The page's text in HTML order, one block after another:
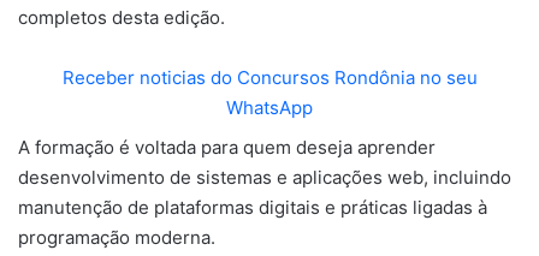
completos desta edição.
Receber noticias do Concursos Rondônia no seu
WhatsApp
A formação é voltada para quem deseja aprender
desenvolvimento de sistemas e aplicações web, incluindo
manutenção de plataformas digitais e práticas ligadas à
programação moderna.